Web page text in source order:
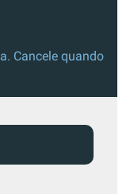
Cancele quando